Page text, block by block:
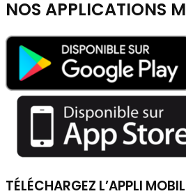
NOS APPLICATIONS
TÉLÉCHARGEZ L’APPLI